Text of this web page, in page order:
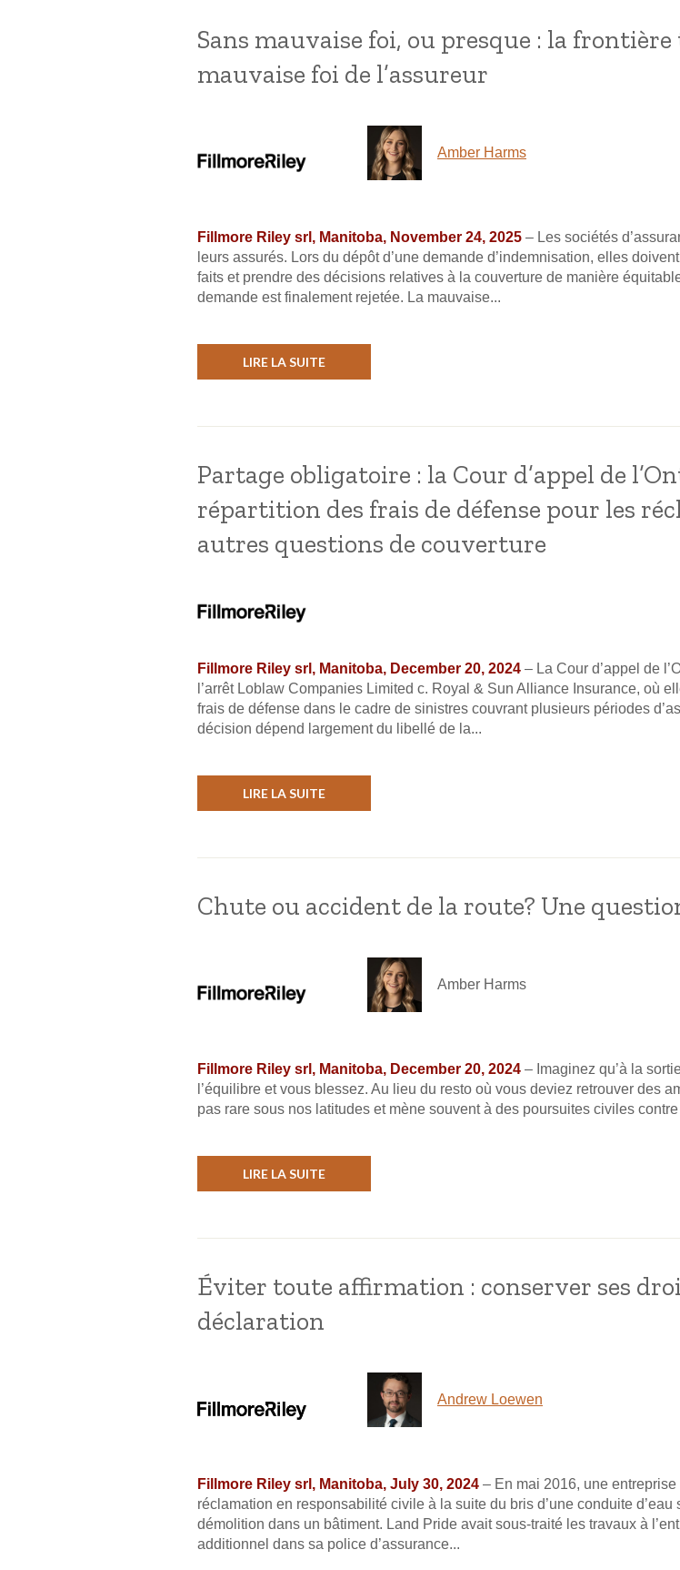
Sans mauvaise foi, ou presque : la
mauvaise foi de l’assureur
Amber Harms
Fillmore Riley srl, Manitoba, November 24, 2025 – Les sociétés
leurs assurés. Lors du dépôt d’une demande d’indemnisation, elles
faits et prendre des décisions relatives à la couverture de manière
demande est finalement rejetée. La mauvaise...
LIRE LA SUITE
Partage obligatoire : la Cour d’appel de
répartition des frais de défense pour les
autres questions de couverture
Fillmore Riley srl, Manitoba, December 20, 2024 – La Cour d’appel de
l’arrêt Loblaw Companies Limited c. Royal & Sun Alliance Insurance, où
frais de défense dans le cadre de sinistres couvrant plusieurs périodes
décision dépend largement du libellé de la...
LIRE LA SUITE
Chute ou accident de la route? Une
Amber Harms
Fillmore Riley srl, Manitoba, December 20, 2024 – Imaginez qu’à la
l’équilibre et vous blessez. Au lieu du resto où vous deviez retrouver des
pas rare sous nos latitudes et mène souvent à des poursuites civiles
LIRE LA SUITE
Éviter toute affirmation : conserver ses
déclaration
Andrew Loewen
Fillmore Riley srl, Manitoba, July 30, 2024 – En mai 2016, une
réclamation en responsabilité civile à la suite du bris d’une conduite
démolition dans un bâtiment. Land Pride avait sous-traité les travaux à
additionnel dans sa police d’assurance...